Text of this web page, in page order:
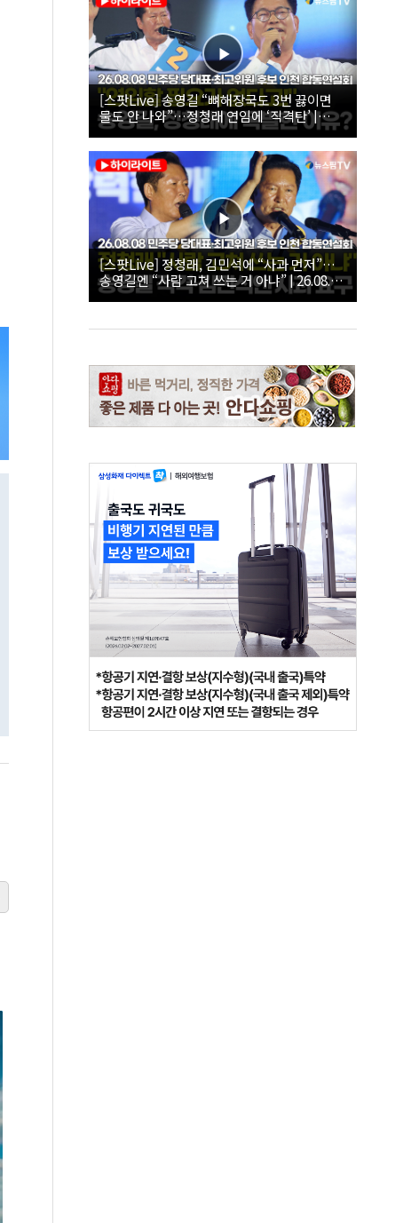
[스팟Live] 송영길 “뼈해장국도 3번 끓이면
물도 안 나와”…정청래 연임에 ‘직격탄’ |
26.08.08 더불어민주당 당대표·최고위원 후
보 인천 합동연설회
[스팟Live] 정청래, 김민석에 “사과 먼저”…
송영길엔 “사람 고쳐 쓰는 거 아냐” | 26.08.08
더불어민주당 당대표·최고위원 후보 인천 합